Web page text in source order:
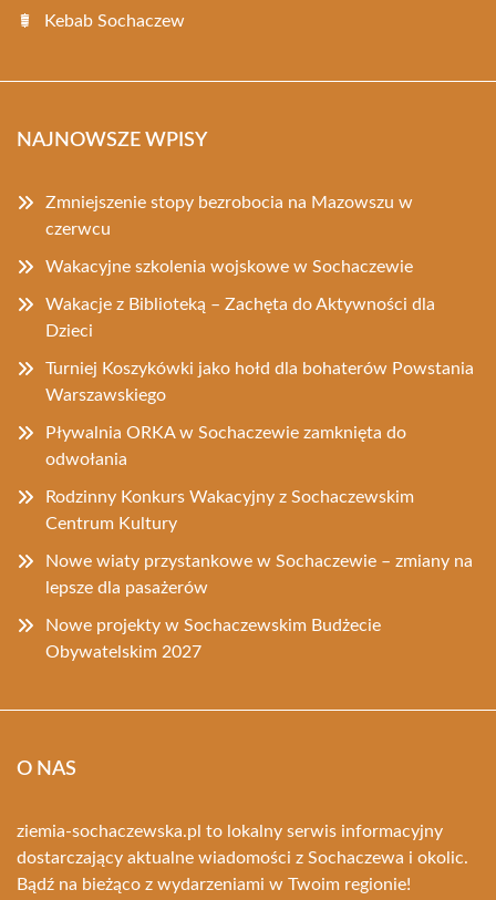
Kebab Sochaczew
NAJNOWSZE WPISY
Zmniejszenie stopy bezrobocia na Mazowszu w
czerwcu
Wakacyjne szkolenia wojskowe w Sochaczewie
Wakacje z Biblioteką – Zachęta do Aktywności dla
Dzieci
Turniej Koszykówki jako hołd dla bohaterów Powstania
Warszawskiego
Pływalnia ORKA w Sochaczewie zamknięta do
odwołania
Rodzinny Konkurs Wakacyjny z Sochaczewskim
Centrum Kultury
Nowe wiaty przystankowe w Sochaczewie – zmiany na
lepsze dla pasażerów
Nowe projekty w Sochaczewskim Budżecie
Obywatelskim 2027
O NAS
ziemia-sochaczewska.pl to lokalny serwis informacyjny
dostarczający aktualne wiadomości z Sochaczewa i okolic.
Bądź na bieżąco z wydarzeniami w Twoim regionie!